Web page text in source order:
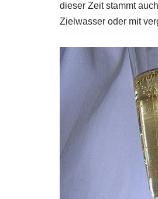
dieser Zeit stammt
Zielwasser oder mit